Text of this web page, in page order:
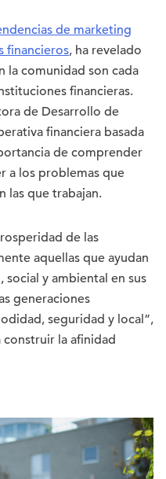
de marketing
financieros, ha revelado
la comunidad son cada
financieras.
de Desarrollo de
financiera basada
de comprender
a los problemas que
las que trabajan.
de las
aquellas que ayudan
y ambiental en sus
generaciones
seguridad y local”,
construir la afinidad